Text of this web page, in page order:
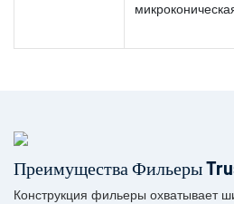
Преимущества Фильеры
Конструкция фильеры охватывает